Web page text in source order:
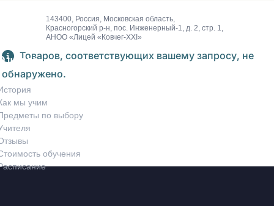
Товаров, соответствующих вашему запросу, не
обнаружено.
143400, Россия, Московская область,
Красногорский р-н, пос. Инженерный-1, д. 2, стр. 1,
АНОО «Лицей «Ковчег-XXI»
школе
мы учим
по выбору
обучения